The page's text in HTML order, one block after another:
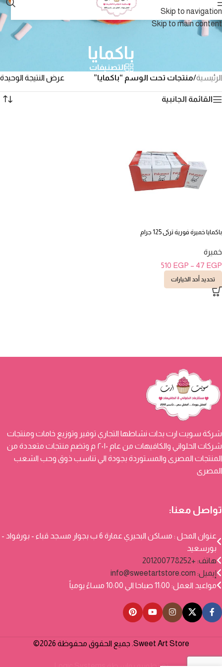
Skip to navigation
Skip to main content
باكمايا
التصنيفات
الرئيسية/منتجات تحت الوسم “باكمايا” عرض النتيجة الوحيدة
القائمة الجانبية
باكمايا خميرة فورية تركى 125 جرام
خميرة
47 EGP
–
510 EGP
تحديد أحد الخيارات
شركة سويت ارت بدات نشاطها التجاري توفير وتوزيع خامات ومنتجات
شركات الحلواني والكافيهات من عام ٢٠١٠ م وتضم منتجات متعددة من
المنتجات المصرى والمستوردة بجودة الي تناسب ذوق وحب الشعب
المصرى
تواصل معنا:
عنوان المحل : مساكن البحيري عمارة 6 ب بجوار مسجد قباء - بورفواد -
بورسعيد
هاتف: +201200778252
إيميل: info@sweetartstore.com
مواعيد العمل: 11:00 صباحا الي 10:00 مساءً يومياً
Sweet Art Store. جميع الحقوق محفوظة 2026©